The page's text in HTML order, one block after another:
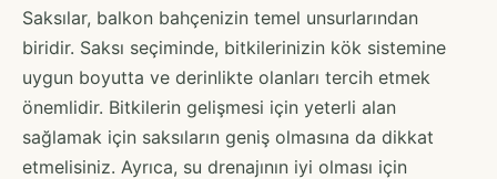
Saksılar, balkon bahçenizin temel unsurlarından
biridir. Saksı seçiminde, bitkilerinizin kök sistemine
uygun boyutta ve derinlikte olanları tercih etmek
önemlidir. Bitkilerin gelişmesi için yeterli alan
sağlamak için saksıların geniş olmasına da dikkat
etmelisiniz. Ayrıca, su drenajının iyi olması için